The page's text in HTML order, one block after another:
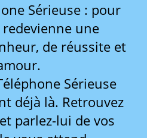
Sérieuse : pour
une
de réussite et
Sérieuse
déjà là. Retrouvez
parlez-lui de vos